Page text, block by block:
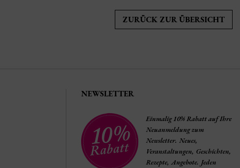
ZURÜCK ZUR ÜBERSICHT
NEWSLETTER
Einmalig 10% Rabatt auf Ihre
Neuanmeldung zum
Newsletter. Neues,
Veranstaltungen, Geschichten,
Rezepte, Angebote. Jeden